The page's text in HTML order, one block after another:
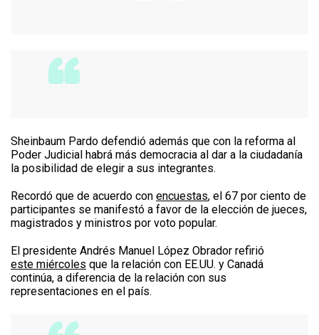
Sheinbaum Pardo defendió además que con la reforma al
Poder Judicial habrá más democracia al dar a la ciudadanía
la posibilidad de elegir a sus integrantes.
Recordó que de acuerdo con encuestas, el 67 por ciento de
participantes se manifestó a favor de la elección de jueces,
magistrados y ministros por voto popular.
El presidente Andrés Manuel López Obrador refirió
este miércoles que la relación con EE.UU. y Canadá
continúa, a diferencia de la relación con sus
representaciones en el país.